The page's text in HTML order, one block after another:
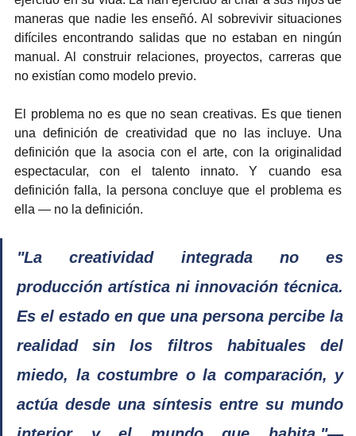
maneras que nadie les enseñó. Al sobrevivir situaciones
difíciles encontrando salidas que no estaban en ningún
manual. Al construir relaciones, proyectos, carreras que
no existían como modelo previo.
El problema no es que no sean creativas. Es que tienen
una definición de creatividad que no las incluye. Una
definición que la asocia con el arte, con la originalidad
espectacular, con el talento innato. Y cuando esa
definición falla, la persona concluye que el problema es
ella — no la definición.
"La creatividad integrada no es
producción artística ni innovación técnica.
Es el estado en que una persona percibe la
realidad sin los filtros habituales del
miedo, la costumbre o la comparación, y
actúa desde una síntesis entre su mundo